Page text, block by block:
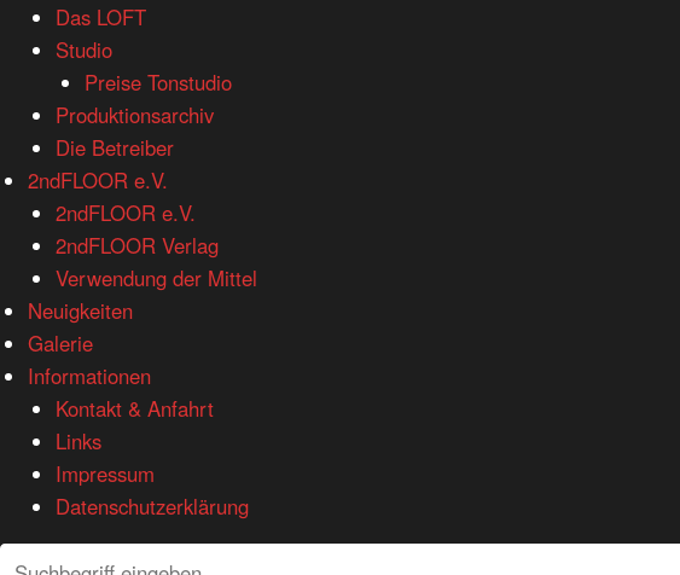
Das LOFT
Studio
Preise Tonstudio
Produktionsarchiv
Die Betreiber
2ndFLOOR e.V.
2ndFLOOR e.V.
2ndFLOOR Verlag
Verwendung der Mittel
Neuigkeiten
Galerie
Informationen
Kontakt & Anfahrt
Links
Impressum
Datenschutzerklärung
Search
Search